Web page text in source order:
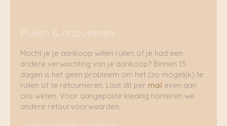
Ruilen & retouneren
Mocht je je aankoop willen ruilen of je had een
andere verwachting van je aankoop? Binnen 15
dagen is het geen probleem om het (zo mogelijk) te
ruilen of te retourneren. Laat dit per mail even aan
ons weten. Voor aangepaste kleding hanteren we
andere retourvoorwaarden.